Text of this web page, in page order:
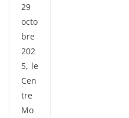
29
octo
bre
202
5, le
Cen
tre
Mo